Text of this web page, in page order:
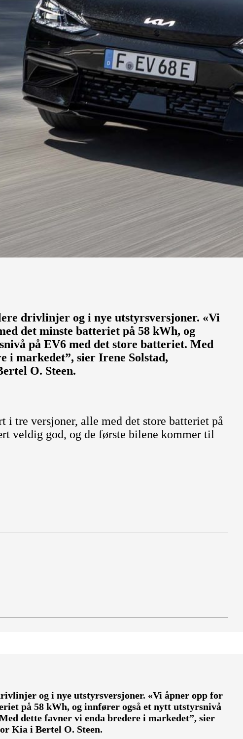
drivlinjer og i nye utstyrsversjoner. «Vi
det minste batteriet på 58 kWh, og
på EV6 med det store batteriet. Med
i markedet”, sier Irene Solstad,
O. Steen.
i tre versjoner, alle med det store batteriet på
veldig god, og de første bilene kommer til
og i nye utstyrsversjoner. «Vi åpner opp for
på 58 kWh, og innfører også et nytt utstyrsnivå
dette favner vi enda bredere i markedet”, sier
Kia i Bertel O. Steen.